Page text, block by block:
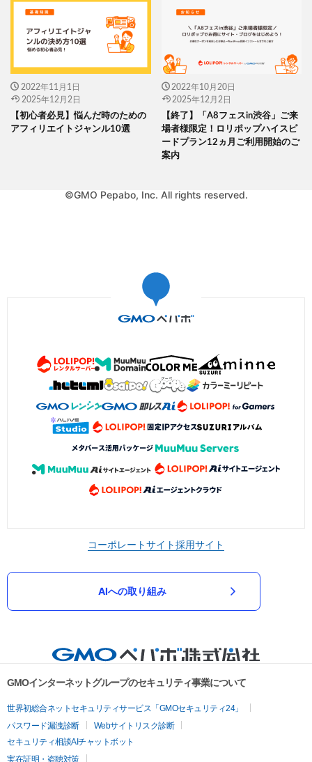
2022年11月1日
2025年12月2日
【初心者必見】悩んだ時のための
アフィリエイトジャンル10選
2022年10月20日
2025年12月2日
【終了】「A8フェスin渋谷」ご来
場者様限定！ロリポップハイスピ
ードプラン12ヵ月ご利用開始のご
案内
©GMO Pepabo, Inc. All rights reserved.
コーポレートサイト採用サイト
AIへの取り組み
GMOインターネットグループのセキュリティ事業について
世界初総合ネットセキュリティサービス「GMOセキュリティ24」
パスワード漏洩診断
Webサイトリスク診断
セキュリティ相談AIチャットボット
実在証明・盗聴対策